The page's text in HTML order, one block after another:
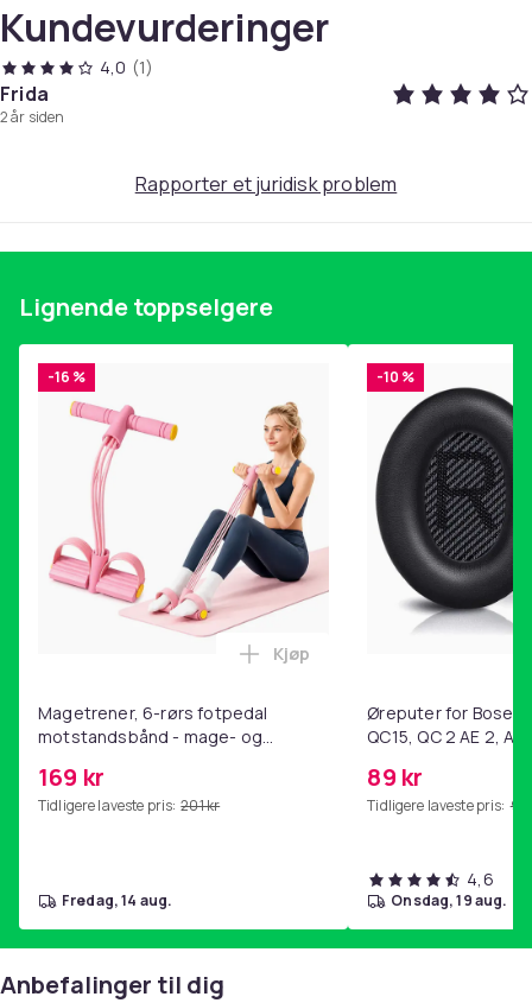
Farge
turkis
Artikkel nr.
Produktsikkerhetsinformasjon
Kundevurderinger
4,0 (1)
Frida
2 år siden
Rapporter et juridisk problem
Lignende toppselgere
-16 %
Magetrener, 6-rørs fotpedal
motstandsbånd - mage- og
hjemmegymnastikk Pink
169 kr
Tidligere laveste pris: 201 kr
Legg Magetrener, 6-rørs
Kjøp
fredag, 14 aug.
-10 %
Øreputer for Bose
QC15, QC 2 AE 2, AE
89 kr
Tidligere laveste pris: 99
4,6
onsdag, 19 aug.
Anbefalinger til dig